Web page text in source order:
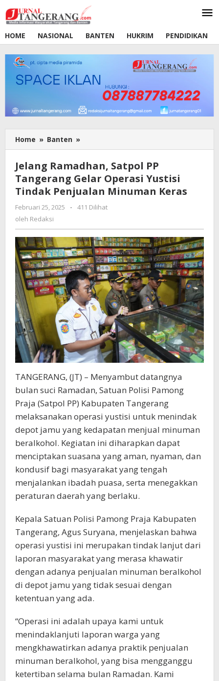
ke
konten
HOME
NASIONAL BANTEN HUKRIM PENDIDIKAN
Home » Banten »
Ramadhan,
PP
Tangerang
Gelar
Yustisi
Penjualan
Minuman
Keras
Jelang Ramadhan, Satpol PP
Tangerang Gelar Operasi Yustisi
Tindak Penjualan Minuman Keras
Februari 25, 2025
oleh
-
411 Dilihat
oleh Redaksi
TANGERANG, (JT) – Menyambut datangnya
bulan suci Ramadan, Satuan Polisi Pamong
Praja (Satpol PP) Kabupaten Tangerang
melaksanakan operasi yustisi untuk menindak
depot jamu yang kedapatan menjual minuman
beralkohol. Kegiatan ini diharapkan dapat
menciptakan suasana yang aman, nyaman, dan
kondusif bagi masyarakat yang tengah
menjalankan ibadah puasa, serta menegakkan
peraturan daerah yang berlaku.
Kepala Satuan Polisi Pamong Praja Kabupaten
Tangerang, Agus Suryana, menjelaskan bahwa
operasi yustisi ini merupakan tindak lanjut dari
laporan masyarakat yang merasa khawatir
dengan adanya penjualan minuman beralkohol
di depot jamu yang tidak sesuai dengan
ketentuan yang ada.
“Operasi ini adalah upaya kami untuk
menindaklanjuti laporan warga yang
mengkhawatirkan adanya praktik penjualan
minuman beralkohol, yang bisa mengganggu
ketertiban selama bulan Ramadan. Kami